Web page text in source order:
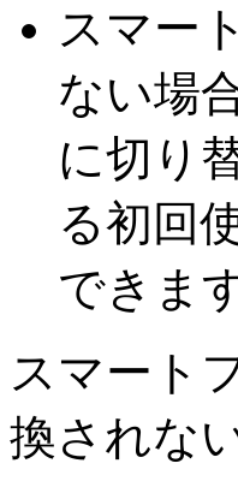
スマー
ない場
に切り
る初回
できま
スマート
換されな